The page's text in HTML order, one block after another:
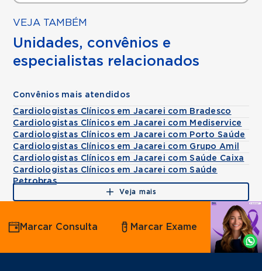
VEJA TAMBÉM
Unidades, convênios e
especialistas relacionados
Convênios mais atendidos
Cardiologistas Clínicos em Jacarei com Bradesco
Cardiologistas Clínicos em Jacarei com Mediservice
Cardiologistas Clínicos em Jacarei com Porto Saúde
Cardiologistas Clínicos em Jacarei com Grupo Amil
Cardiologistas Clínicos em Jacarei com Saúde Caixa
Cardiologistas Clínicos em Jacarei com Saúde
Petrobras
Veja mais
Agende
por
Whatsapp
Marcar Consulta Marcar Exame